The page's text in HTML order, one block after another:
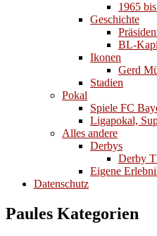
1965
Geschichte
BL-
Ikonen
Gerd
Stadien
Pokal
Spiele FC
Ligapokal,
Alles andere
Derbys
Derby
Eigene
Datenschutz
Paules Kategorien